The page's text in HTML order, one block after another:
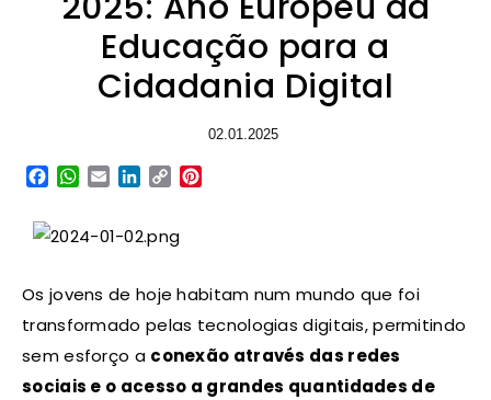
Educação para a
Cidadania Digital
02.01.2025
Facebook
WhatsApp
EmailLinkedIn
Copy
Os jovens de hoje habitam num mundo que foi
transformado pelas tecnologias digitais, permitindo
sem esforço a conexão através das redes
sociais e o acesso a grandes quantidades de